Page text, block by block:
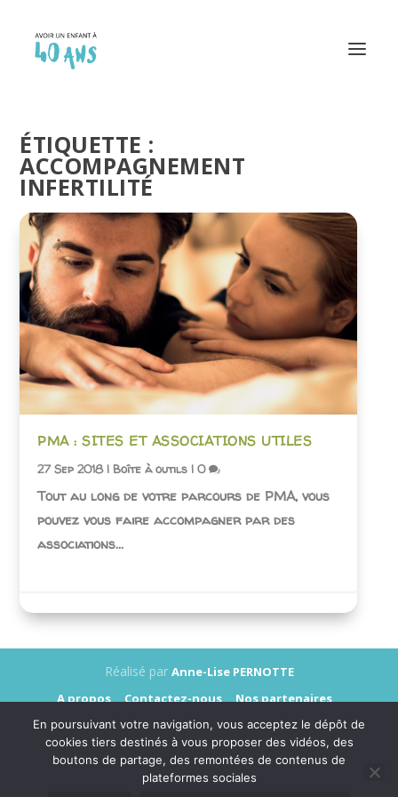
ÉTIQUETTE :
ACCOMPAGNEMENT
INFERTILITÉ
PMA : SITES ET ASSOCIATIONS UTILES
27 Sep 2018| Boîte à outils |0
Tout au long de votre parcours de PMA, vous
pouvez vous faire accompagner par des
associations...
Réalisé par Anne-Lise PERNOTTE
A propos
Contactez-nous
Nos partenaires
Annonceurs
Presse
Mentions légales
Données personnelles
En poursuivant votre navigation, vous acceptez le dépôt de
cookies tiers destinés à vous proposer des vidéos, des
boutons de partage, des remontées de contenus de
plateformes sociales